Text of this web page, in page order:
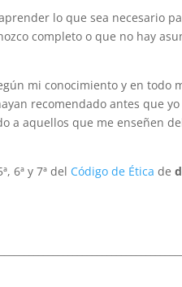
lo que sea necesario
completo o que no hay
mi conocimiento y en
recomendado antes que
a aquellos que me enseñen
6ª y 7ª del Código de Ética de